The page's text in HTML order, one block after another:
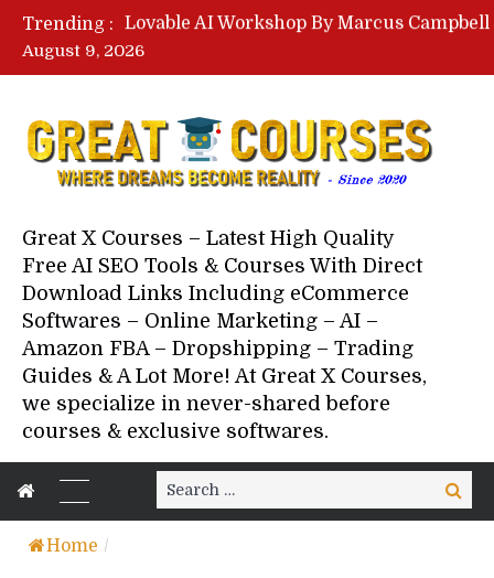
Trending :
August 9, 2026
Great X Courses – Latest High Quality
Free AI SEO Tools & Courses With Direct
Download Links Including eCommerce
Softwares – Online Marketing – AI –
Amazon FBA – Dropshipping – Trading
Guides & A Lot More! At Great X Courses,
we specialize in never-shared before
courses & exclusive softwares.
Search
for:
Search
Home /